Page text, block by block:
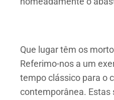
Que lugar têm os
Referimo-nos a um
tempo clássico para o
contemporânea. Estas